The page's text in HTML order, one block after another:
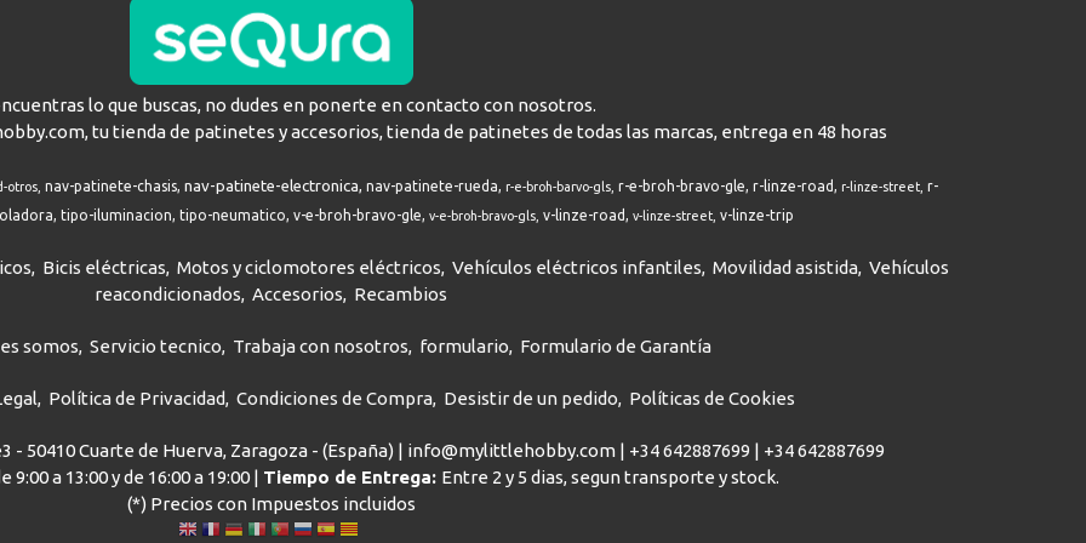
lo que buscas, no dudes en ponerte en contacto con nosotros.
tu tienda de patinetes y accesorios, tienda de patinetes de todas las marcas, entrega en 48 horas
otros nav-patinete-chasis nav-patinete-electronica nav-patinete-rueda r-e-broh-barvo-gls r-e-broh-bravo-gle r-linze-road r-linze-street r-
tipo-iluminacion tipo-neumatico v-e-broh-bravo-gle v-e-broh-bravo-gls v-linze-road v-linze-street v-linze-trip
Bicis eléctricas Motos y ciclomotores eléctricos Vehículos eléctricos infantiles Movilidad asistida Vehículos
reacondicionados Accesorios Recambios
somos Servicio tecnico Trabaja con nosotros formulario Formulario de Garantía
Política de Privacidad Condiciones de Compra Desistir de un pedido Políticas de Cookies
- 50410 Cuarte de Huerva, Zaragoza - (España) | info@mylittlehobby.com | +34 642887699 | +34 642887699
a 13:00 y de 16:00 a 19:00 | Tiempo de Entrega: Entre 2 y 5 dias, segun transporte y stock.
(*) Precios con Impuestos incluidos